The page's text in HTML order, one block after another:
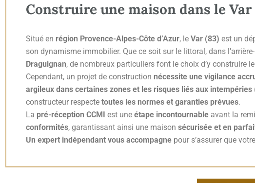
Construire une maison dans le
Situé en région Provence-Alpes-Côte d’Azur, le Var (83) est un
son dynamisme immobilier. Que ce soit sur le littoral, dans
Draguignan, de nombreux particuliers font le choix d’y construire
Cependant, un projet de construction nécessite une vigilance
argileux dans certaines zones et les risques liés aux
constructeur respecte toutes les normes et garanties prévues.
La pré-réception CCMI est une étape incontournable avant la
conformités, garantissant ainsi une maison sécurisée et en
Un expert indépendant vous accompagne pour s’assurer que